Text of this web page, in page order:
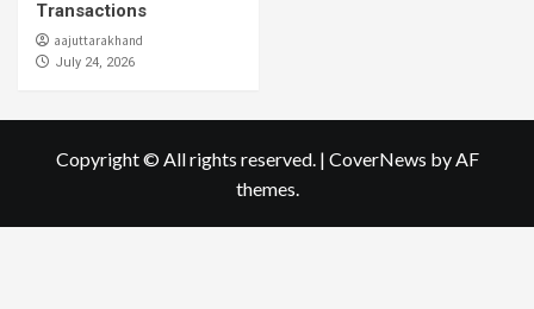
Transactions
aajuttarakhand
July 24, 2026
Copyright © All rights reserved. | CoverNews by AF
themes.